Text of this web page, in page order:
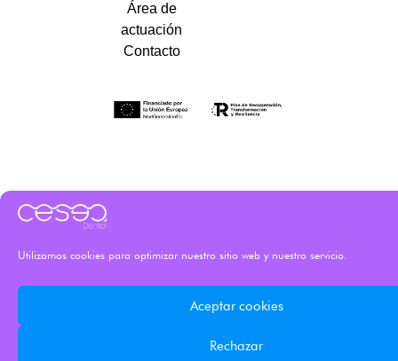
Utilizamos cookies para optimizar nuestro sitio web y nuestro servicio.
Aceptar cookies
Rechazar
Área de
actuación
Contacto